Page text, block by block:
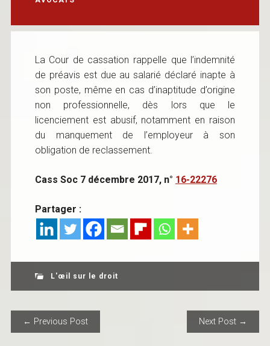
La Cour de cassation rappelle que l’indemnité
de préavis est due au salarié déclaré inapte à
son poste, même en cas d’inaptitude d’origine
non professionnelle, dès lors que le
licenciement est abusif, notamment en raison
du manquement de l’employeur à son
obligation de reclassement.
Cass Soc 7 décembre 2017, n° 16-22276
Partager :
L'œil sur le droit
POST NAVIGATION
← Previous Post Next Post →